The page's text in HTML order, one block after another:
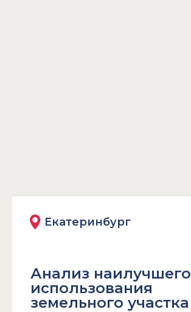
Екатеринбург
Анализ наилучшего
использования
земельного участка